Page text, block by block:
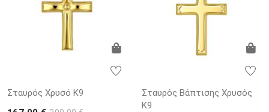
Σταυρός Χρυσό K9
Σταυρός Βάπτισης Χρυσός
K9